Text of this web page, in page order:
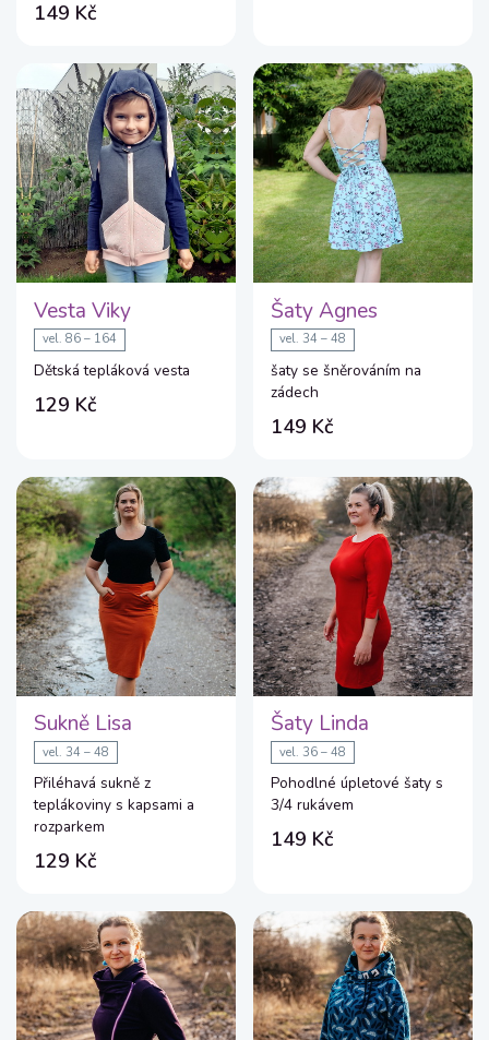
149 Kč
Vesta Viky
vel. 86 – 164
Dětská tepláková vesta
129 Kč
Šaty Agnes
vel. 34 – 48
šaty se šněrováním na
zádech
149 Kč
Sukně Lisa
vel. 34 – 48
Přiléhavá sukně z
teplákoviny s kapsami a
rozparkem
129 Kč
Šaty Linda
vel. 36 – 48
Pohodlné úpletové šaty s
3/4 rukávem
149 Kč